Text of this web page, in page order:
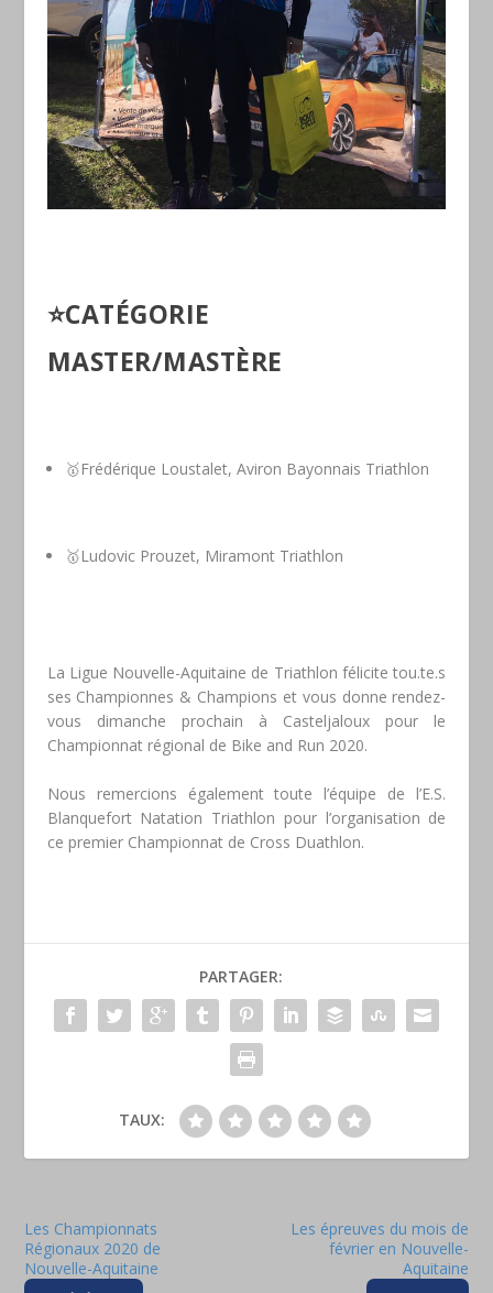
⭐️CATÉGORIE
MASTER/MASTÈRE
🥇Frédérique Loustalet, Aviron Bayonnais Triathlon
🥇Ludovic Prouzet, Miramont Triathlon
La Ligue Nouvelle-Aquitaine de Triathlon félicite tou.te.s
ses Championnes & Champions et vous donne rendez-
vous dimanche prochain à Casteljaloux pour le
Championnat régional de Bike and Run 2020.
Nous remercions également toute l’équipe de l’E.S.
Blanquefort Natation Triathlon pour l’organisation de
ce premier Championnat de Cross Duathlon.
PARTAGER:
TAUX:
Les Championnats
Régionaux 2020 de
Nouvelle-Aquitaine
Les épreuves du mois de
février en Nouvelle-
Aquitaine